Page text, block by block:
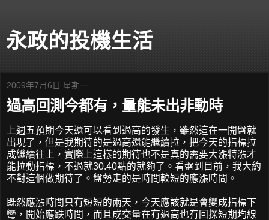
永政的投機生活
2009年7月6日 星期一
過高回測今都有，量能未出非動時
上週五預期今天還可以看到過高的發生，雖然這在一開盤就
出現了，但是我期待的是過高還能繼續拉，把今天的指標拉
成繼續往上，實際上這樣的期待也不是真的需要大漲特漲才
能拉動指標，不過就30.40點的就夠了。看盤到目前，我大約
不對這個做期待了。盤勢走的是時間較短的應漲時間。
既然應漲時間只有短短的兩天，今天應該就是會變成指標下
彎，開始應跌時間，而且成交量在有過高也有回探短期均線